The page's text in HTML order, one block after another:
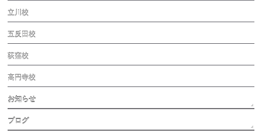
立川校
五反田校
荻窪校
高円寺校
お知らせ
ブログ